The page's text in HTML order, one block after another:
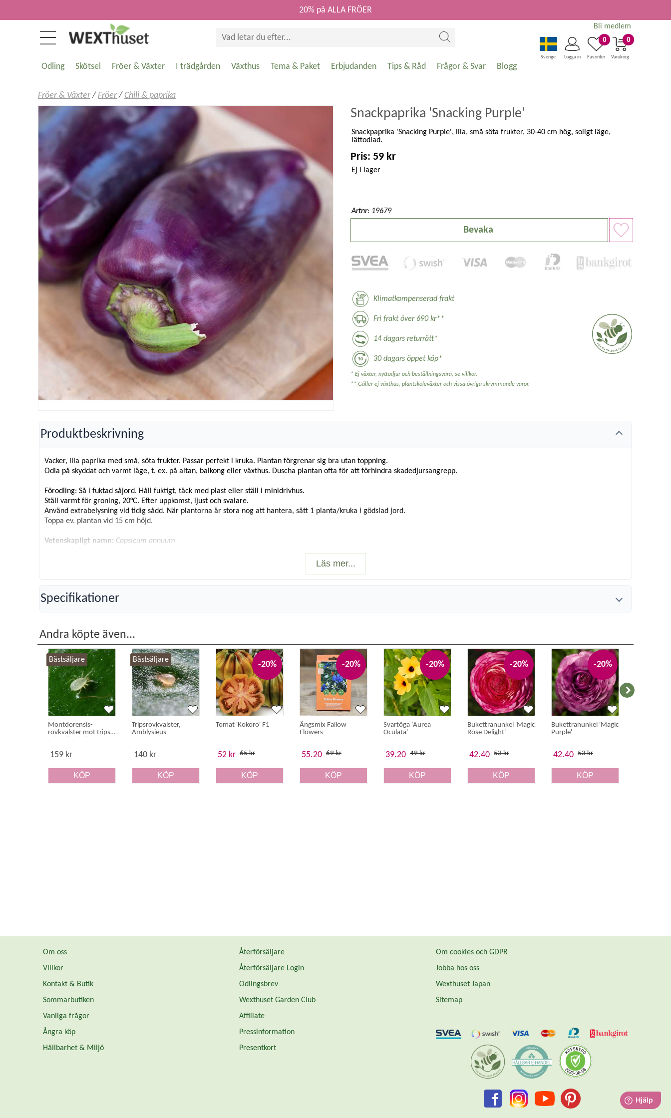
0
Varukorg
0
Favoriter
Logga in
Sverige
Bli medlem
20% på ALLA FRÖER
Odling Skötsel Fröer & Växter I trädgården Växthus Tema & Paket Erbjudanden Tips & Råd Frågor & Svar Blogg
Fröer & Växter/ Fröer/ Chili & paprika
Snackpaprika 'Snacking Purple'
Snackpaprika 'Snacking Purple', lila, små söta frukter, 30-40 cm hög, soligt läge,
lättodlad.
Pris: 59 kr
Ej i lager
Artnr: 19679
Bevaka
Klimatkompenserad frakt
Fri frakt över 690 kr**
14 dagars returrätt*
30 dagars öppet köp*
* Ej växter, nyttodjur och beställningsvara, se villkor.
** Gäller ej växthus, plantskoleväxter och vissa övriga skrymmande varor.
Produktbeskrivning
Vacker, lila paprika med små, söta frukter. Passar perfekt i kruka. Plantan förgrenar sig bra utan toppning.
Odla på skyddat och varmt läge, t. ex. på altan, balkong eller växthus. Duscha plantan ofta för att förhindra skadedjursangrepp.
Förodling: Så i fuktad såjord. Håll fuktigt, täck med plast eller ställ i minidrivhus.
Ställ varmt för groning, 20°C. Efter uppkomst, ljust och svalare.
Använd extrabelysning vid tidig sådd. När plantorna är stora nog att hantera, sätt 1 planta/kruka i gödslad jord.
Toppa ev. plantan vid 15 cm höjd.
Vetenskapligt namn: Capsicum annuum
Radavstånd:40 cm
30-40 cm
Livslängd:
Läge:Sol
Räcker till:3 plantor
Läs mer...
Specifikationer
Andra köpte även...
Bästsäljare
Montdorensis-
rovkvalster mot trips,
159 kr
KÖP
Bästsäljare
Tripsrovkvalster,
Amblysieus
140 kr
KÖP
-20%
Tomat 'Kokoro' F1
52 kr 65 kr
KÖP
-20%
Ängsmix Fallow
Flowers
55.20 69 kr
KÖP
-20%
Svartöga 'Aurea
Oculata'
39.20 49 kr
KÖP
-20%
Bukettranunkel 'Magic
Rose Delight'
42.40 53 kr
KÖP
-20%
Bukettranunkel 'Magic
Purple'
42.40 53 kr
KÖP
Om oss
Villkor
Kontakt & Butik
Sommarbutiken
Vanliga frågor
Ångra köp
Hållbarhet & Miljö
Återförsäljare
Återförsäljare Login
Odlingsbrev
Wexthuset Garden Club
Affiliate
Pressinformation
Presentkort
Om cookies och GDPR
Jobba hos oss
Wexthuset Japan
Sitemap